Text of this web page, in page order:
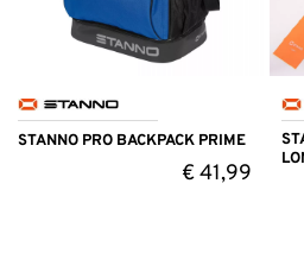
STANNO PRO BACKPACK PRIME
€41,99